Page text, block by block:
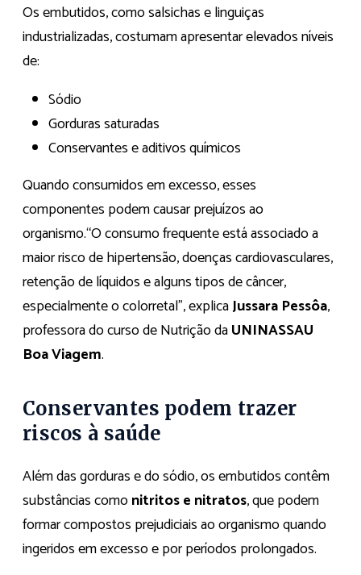
Os embutidos, como salsichas e linguiças
industrializadas, costumam apresentar elevados níveis
de:
Sódio
Gorduras saturadas
Conservantes e aditivos químicos
Quando consumidos em excesso, esses
componentes podem causar prejuízos ao
organismo.“O consumo frequente está associado a
maior risco de hipertensão, doenças cardiovasculares,
retenção de líquidos e alguns tipos de câncer,
especialmente o colorretal”, explicaJussara Pessôa,
professora do curso de Nutrição daUNINASSAU
Boa Viagem.
Conservantes podem trazer
riscos à saúde
Além das gorduras e do sódio, os embutidos contêm
substâncias comonitritos e nitratos, que podem
formar compostos prejudiciais ao organismo quando
ingeridos em excesso e por períodos prolongados.